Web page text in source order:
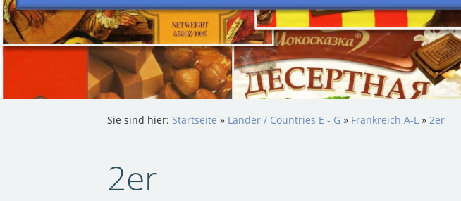
Sie sind hier: Startseite » Länder / Countries E - G » Frankreich A-L » 2er
2er